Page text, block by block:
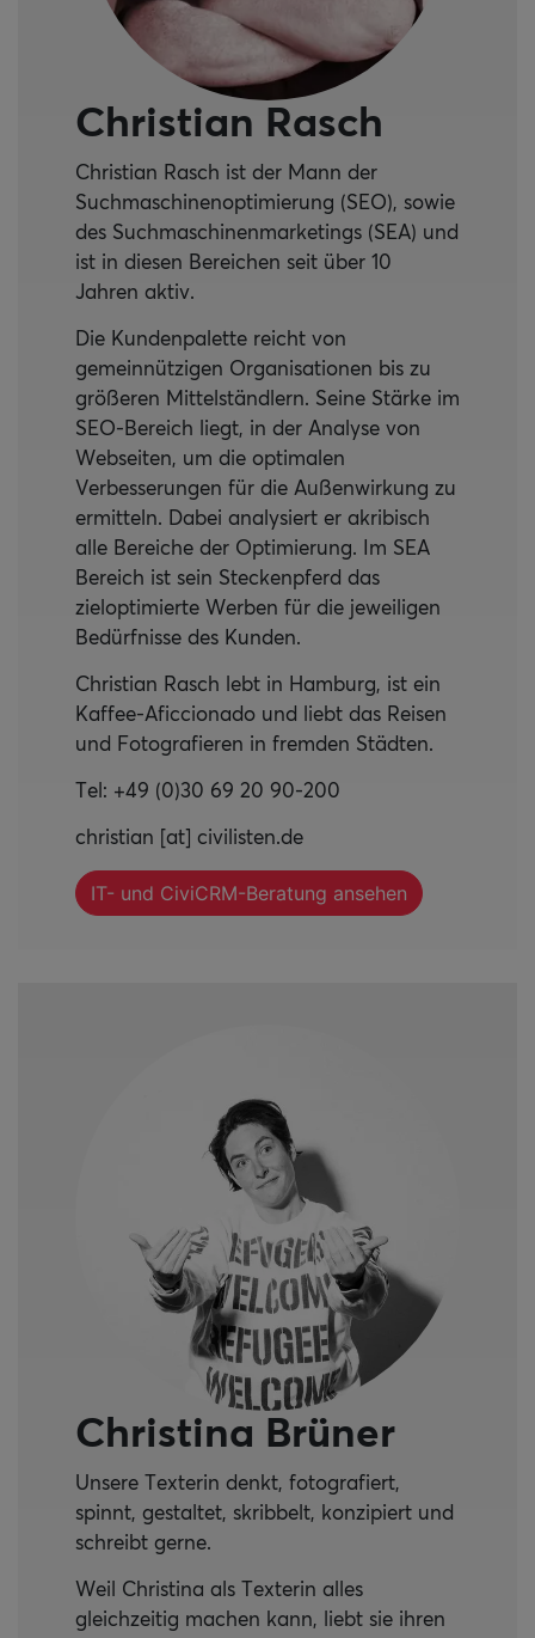
Christian Rasch
Christian Rasch ist der Mann der
Suchmaschinenoptimierung (SEO), sowie
des Suchmaschinenmarketings (SEA) und
ist in diesen Bereichen seit über 10
Jahren aktiv.
Die Kundenpalette reicht von
gemeinnützigen Organisationen bis zu
größeren Mittelständlern. Seine Stärke im
SEO-Bereich liegt, in der Analyse von
Webseiten, um die optimalen
Verbesserungen für die Außenwirkung zu
ermitteln. Dabei analysiert er akribisch
alle Bereiche der Optimierung. Im SEA
Bereich ist sein Steckenpferd das
zieloptimierte Werben für die jeweiligen
Bedürfnisse des Kunden.
Christian Rasch lebt in Hamburg, ist ein
Kaffee-Aficcionado und liebt das Reisen
und Fotografieren in fremden Städten.
Tel: +49 (0)30 69 20 90-200
christian [at] civilisten.de
IT- und CiviCRM-Beratung ansehen
Christina Brüner
Unsere Texterin denkt, fotografiert,
spinnt, gestaltet, skribbelt, konzipiert und
schreibt gerne.
Weil Christina als Texterin alles
gleichzeitig machen kann, liebt sie ihren